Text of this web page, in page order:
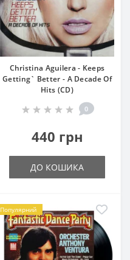
Christina Aguilera - Keeps
Getting` Better - A Decade Of
Hits (CD)
0
440 грн
ДО КОШИКА
Популярний